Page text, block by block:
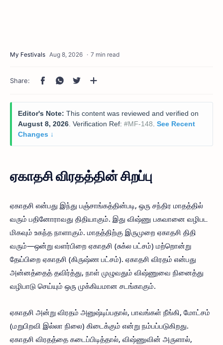
7 min read
Editor's Note: This content was reviewed and verified on
August 8, 2026 . Verification Ref: #MF-148 See Recent
Changes ↓
ஏகாதசி விரதத்தின் சிறப்பு
ஏகாதசி என்பது இந்து பஞ்சாங்கத்தின்படி, ஒரு சந்திர மாதத்தில்
வரும் பதினோராவது திதியாகும். இது விஷ்ணு பகவானை வழிபட
மிகவும் உகந்த நாளாகும். மாதத்திற்கு இருமுறை ஏகாதசி திதி
வரும்—ஒன்று வளர்பிறை ஏகாதசி (சுக்ல பட்சம்) மற்றொன்று
தேய்பிறை ஏகாதசி (கிருஷ்ண பட்சம்). ஏகாதசி விரதம் என்பது
அன்னத்தைத் தவிர்த்து, நாள் முழுவதும் விஷ்ணுவை நினைத்து
வழிபாடு செய்யும் ஒரு முக்கியமான சடங்காகும்.
ஏகாதசி அன்று விரதம் அனுஷ்டிப்பதால், பாவங்கள் நீங்கி, மோட்சம்
(மறுபிறவி இல்லா நிலை) கிடைக்கும் என்று நம்பப்படுகிறது.
ஏகாதசி விரதத்தை கடைப்பிடித்தால், விஷ்ணுவின் அருளால்,